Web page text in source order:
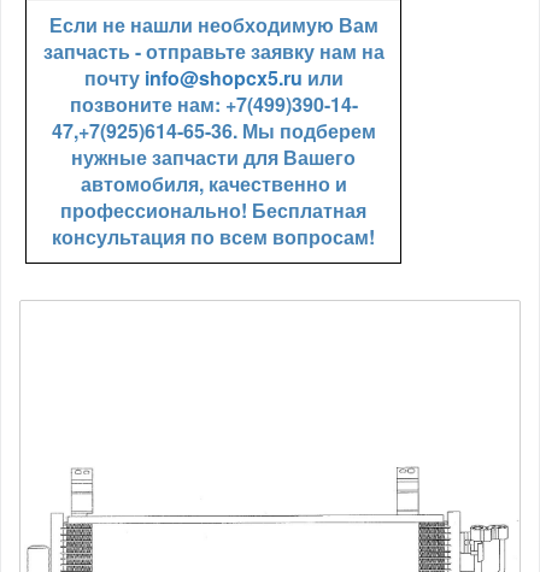
Если не нашли необходимую Вам
запчасть - отправьте заявку нам на
почту info@shopcx5.ru или
позвоните нам: +7(499)390-14-
47,+7(925)614-65-36. Мы подберем
нужные запчасти для Вашего
автомобиля, качественно и
профессионально! Бесплатная
консультация по всем вопросам!